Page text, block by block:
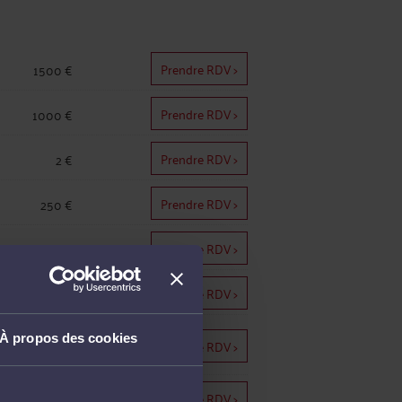
À propos des cookies
1500 € Prendre RDV >
1000 € Prendre RDV >
2 € Prendre RDV >
250 € Prendre RDV >
Prendre RDV >
Prendre RDV >
1200 € Prendre RDV >